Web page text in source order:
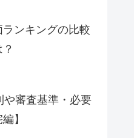
ンキングの比較
や審査基準・必要
】